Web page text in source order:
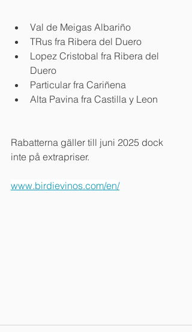
Val de Meigas Albariño
TRus fra Ribera del Duero
Lopez Cristobal fra Ribera del
Duero
Particular fra Cariñena
Alta Pavina fra Castilla y Leon
Rabatterna gäller till juni 2025 dock
inte på extrapriser.
www.birdievinos.com/en/